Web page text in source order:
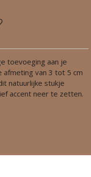
toevoeging aan je
afmeting van 3 tot 5 cm
natuurlijke stukje
accent neer te zetten.